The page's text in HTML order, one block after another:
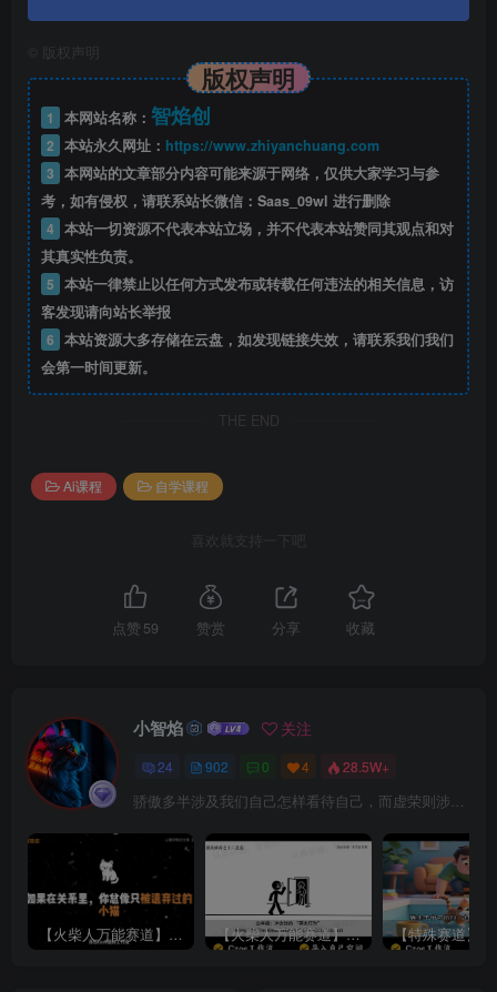
版权声明
版权声明
1 本网站名称： 智焰创
2 本站永久网址： https://www.zhiyanchuang.com
3 本网站的文章部分内容可能来源于网络，仅供大家学习与参
考，如有侵权，请联系站长微信：Saas_09wl 进行删除
4 本站一切资源不代表本站立场，并不代表本站赞同其观点和对
其真实性负责。
5 本站一律禁止以任何方式发布或转载任何违法的相关信息，访
客发现请向站长举报
6 本站资源大多存储在云盘，如发现链接失效，请联系我们我们
会第一时间更新。
THE END
Ai课程 自学课程
喜欢就支持一下吧
点赞 59 赞赏 分享 收藏
小智焰 关注
24 902 0 4 28.5W+
骄傲多半涉及我们自己怎样看待自己，而虚荣则涉及我们想别人怎样看我们
【火柴人万能赛道】火柴人心理学插画讲解视频丨扣子工作流智能体搭建coze工作流 【火柴人万能赛道】火柴人心理学智能文案视频丨扣子工作流智能体搭建coze工作流